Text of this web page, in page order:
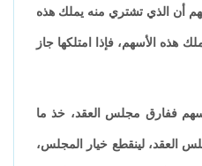
أن الذي تشتري منه يملك هذه
هذه الأسهم، فإذا امتلكها جاز
ففارق مجلس العقد، خذ ما
العقد، لينقطع خيار المجلس،